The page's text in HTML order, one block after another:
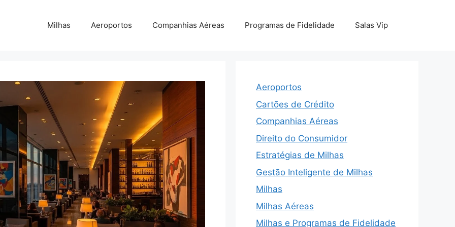
Milhas Aeroportos Companhias Aéreas Programas de Fidelidade Salas Vip
Aeroportos
Cartões de Crédito
Companhias Aéreas
Direito do Consumidor
Estratégias de Milhas
Gestão Inteligente de Milhas
Milhas
Milhas Aéreas
Milhas e Programas de Fidelidade